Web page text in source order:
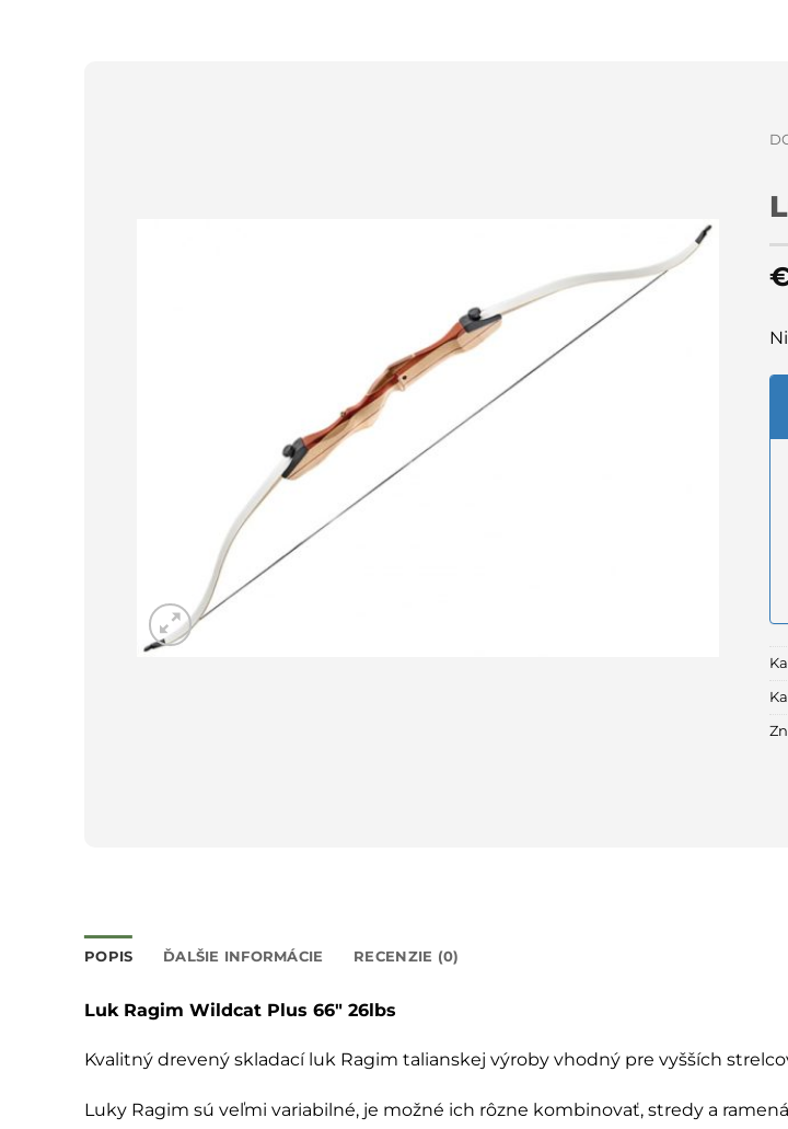
POPIS ĎALŠIE INFORMÁCIE RECENZIE (0)
Luk Ragim Wildcat Plus 66″ 26lbs
Kvalitný drevený skladací luk Ragim talianskej výroby vhodný pre vyšších
Luky Ragim sú veľmi variabilné, je možné ich rôzne kombinovať, stredy a